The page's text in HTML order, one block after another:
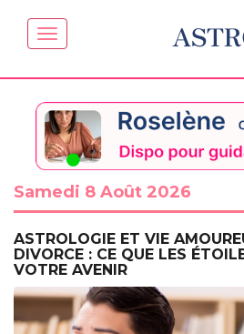
Samedi 8 Août 2026
ASTROLOGIE ET VIE
DIVORCE : CE QUE LES
VOTRE AVENIR